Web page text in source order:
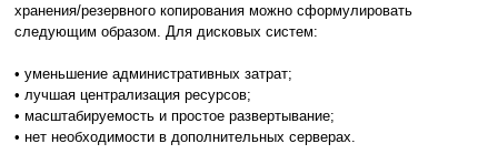
хранения/резервного копирования можно сформулировать
следующим образом. Для дисковых систем:
• уменьшение административных затрат;
• лучшая централизация ресурсов;
• масштабируемость и простое развертывание;
• нет необходимости в дополнительных серверах.